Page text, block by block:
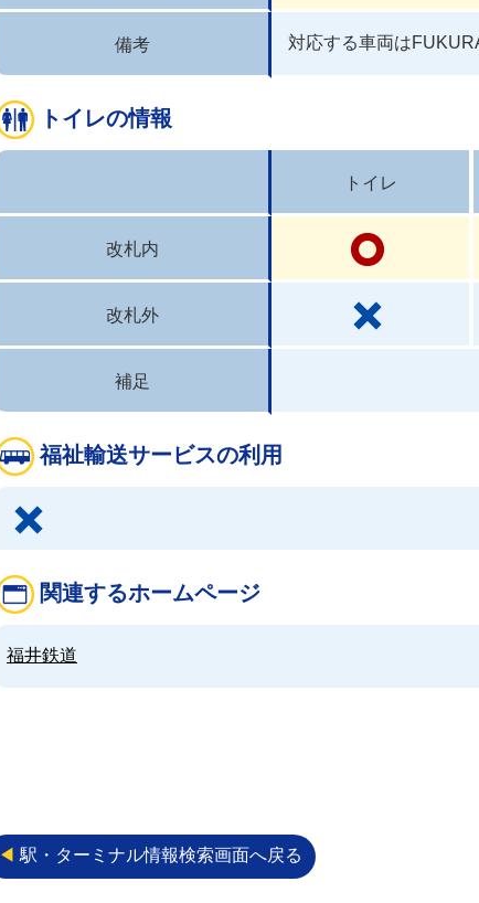
備考 対応する車両は
トイレの情報
改札内
改札外
トイレ
補足
福祉輸送サービスの利用
関連するホームページ
福井鉄道
◀︎ 駅・ターミナル情報検索画面へ戻る